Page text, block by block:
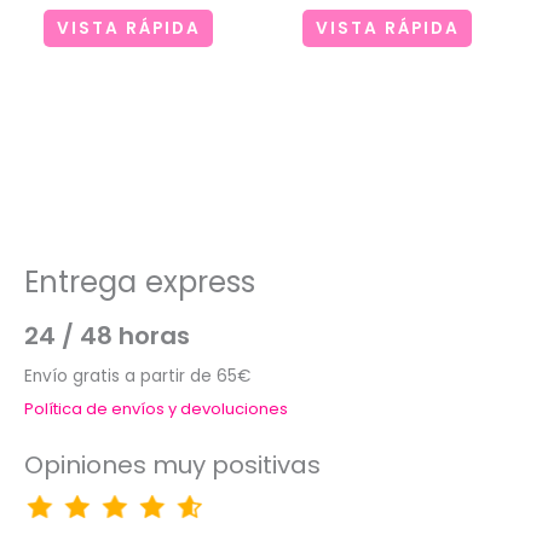
VISTA RÁPIDA VISTA RÁPIDA
Entrega express
24 / 48 horas
Envío gratis a partir de 65€
Política de envíos y devoluciones
Opiniones muy positivas